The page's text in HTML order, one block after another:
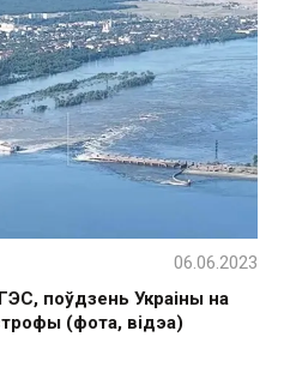
поўдзень Украіны на
(фота, відэа)
06.06.2023